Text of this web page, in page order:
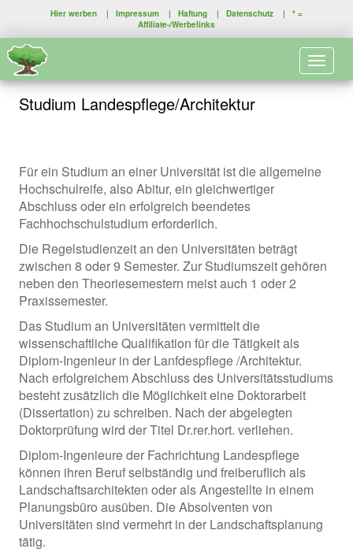
Hier werben | Impressum | Haftung | Datenschutz | * =
Affiliate-/Werbelinks
Studium Landespflege/Architektur
Für ein Studium an einer Universität ist die allgemeine
Hochschulreife, also Abitur, ein gleichwertiger
Abschluss oder ein erfolgreich beendetes
Fachhochschulstudium erforderlich.
Die Regelstudienzeit an den Universitäten beträgt
zwischen 8 oder 9 Semester. Zur Studiumszeit gehören
neben den Theoriesemestern meist auch 1 oder 2
Praxissemester.
Das Studium an Universitäten vermittelt die
wissenschaftliche Qualifikation für die Tätigkeit als
Diplom-Ingenieur in der Lanfdespflege /Architektur.
Nach erfolgreichem Abschluss des Universitätsstudiums
besteht zusätzlich die Möglichkeit eine Doktorarbeit
(Dissertation) zu schreiben. Nach der abgelegten
Doktorprüfung wird der Titel Dr.rer.hort. verliehen.
Diplom-Ingenieure der Fachrichtung Landespflege
können ihren Beruf selbständig und freiberuflich als
Landschaftsarchitekten oder als Angestellte in einem
Planungsbüro ausüben. Die Absolventen von
Universitäten sind vermehrt in der Landschaftsplanung
tätig.